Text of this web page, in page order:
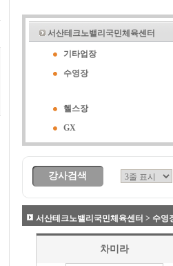
서산테크노밸리국민체육센터
기타업장
수영장
헬스장
GX
강사검색
서산테크노밸리국민체육센터 > 수영
차미라